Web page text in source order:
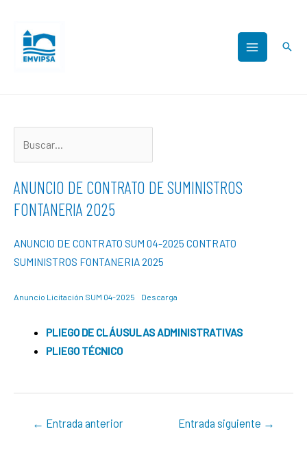
ANUNCIO DE CONTRATO DE SUMINISTROS
FONTANERIA 2025
ANUNCIO DE CONTRATO SUM 04-2025 CONTRATO
SUMINISTROS FONTANERIA 2025
Anuncio Licitación SUM 04-2025 Descarga
PLIEGO DE CLÁUSULAS ADMINISTRATIVAS
PLIEGO TÉCNICO
← Entrada anterior Entrada siguiente →